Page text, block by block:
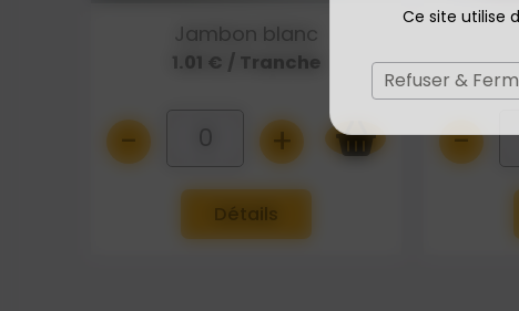
Ce site utilise
Refuser &
Jambon blanc
1.01 € / Tranche
- 0 +
Détails
-